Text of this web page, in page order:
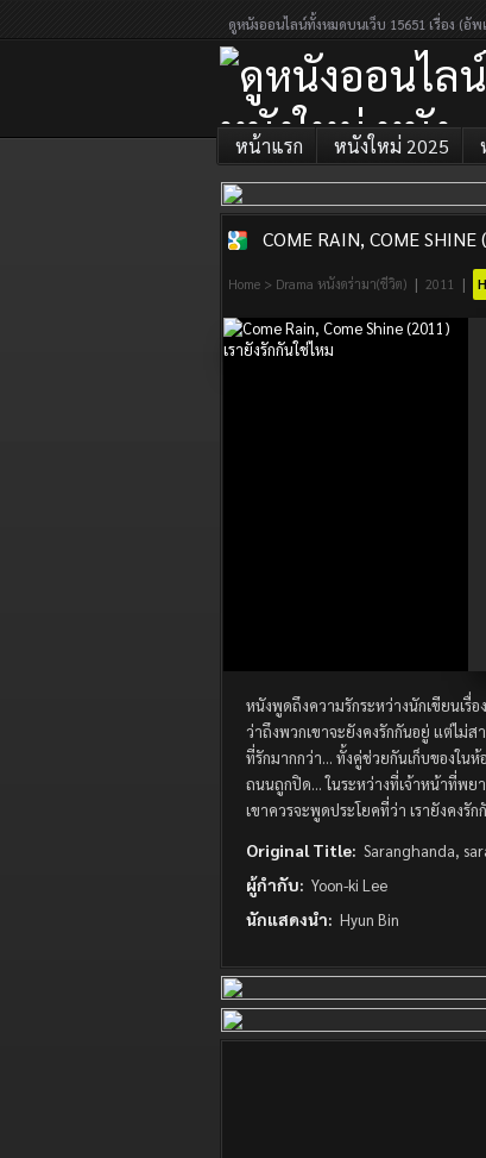
ดูหนังออนไลน์ทั้งหมดบนเว็บ 15651 เรื่อง (อั
ดูหนังออนไลน์
หนังใหม่ หนัง
หน้าแรก หนังใหม่ 2025
COME RAIN, COME
Home > Drama หนังดร่ามา(ชีวิต) | 2011 |
หนังพูดถึงความรักระหว่างนักเขียนเรื่
ว่าถึงพวกเขาจะยังคงรักกันอยู่ แต่ไม่
ที่รักมากกว่า… ทั้งคู่ช่วยกันเก็บของใน
ถนนถูกปิด… ในระหว่างที่เจ้าหน้าที่พย
เขาควรจะพูดประโยคที่ว่า เรายังคงรั
Original Title: Saranghanda,
ผู้กำกับ: Yoon-ki Lee
นักแสดงนำ: Hyun Bin